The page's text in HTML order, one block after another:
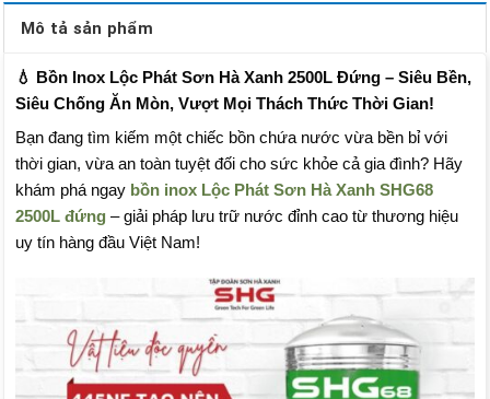
Mô tả sản phẩm
💧 Bồn Inox Lộc Phát Sơn Hà Xanh 2500L Đứng – Siêu Bền,
Siêu Chống Ăn Mòn, Vượt Mọi Thách Thức Thời Gian!
Bạn đang tìm kiếm một chiếc bồn chứa nước vừa bền bỉ với
thời gian, vừa an toàn tuyệt đối cho sức khỏe cả gia đình? Hãy
khám phá ngay bồn inox Lộc Phát Sơn Hà Xanh SHG68
2500L đứng– giải pháp lưu trữ nước đỉnh cao từ thương hiệu
uy tín hàng đầu Việt Nam!